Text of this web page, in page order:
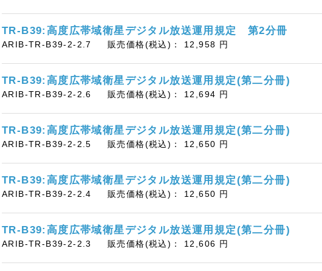
TR-B39:高度広帯域衛星デジタル放送運用規定 第2分冊
ARIB-TR-B39-2-2.7 販売価格(税込)： 12,958 円
TR-B39:高度広帯域衛星デジタル放送運用規定(第二分冊)
ARIB-TR-B39-2-2.6 販売価格(税込)： 12,694 円
TR-B39:高度広帯域衛星デジタル放送運用規定(第二分冊)
ARIB-TR-B39-2-2.5 販売価格(税込)： 12,650 円
TR-B39:高度広帯域衛星デジタル放送運用規定(第二分冊)
ARIB-TR-B39-2-2.4 販売価格(税込)： 12,650 円
TR-B39:高度広帯域衛星デジタル放送運用規定(第二分冊)
ARIB-TR-B39-2-2.3 販売価格(税込)： 12,606 円